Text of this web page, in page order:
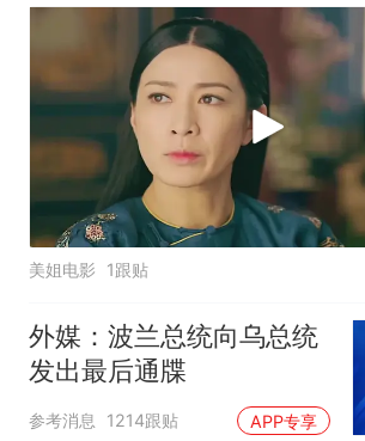
美姐电影 1跟贴
外媒：波兰总统向乌总统
发出最后通牒
参考消息 1214跟贴 APP专享